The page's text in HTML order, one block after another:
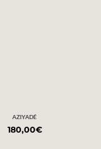
AZIYADÉ
180,00€